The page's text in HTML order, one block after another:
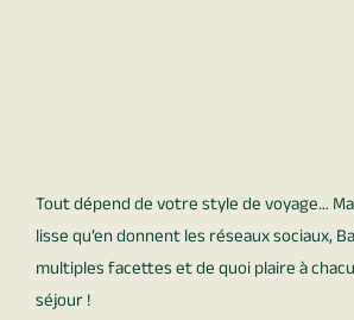
Tout dépend de votre style de voyage…
lisse qu’en donnent les réseaux sociaux,
multiples facettes et de quoi plaire à
séjour !